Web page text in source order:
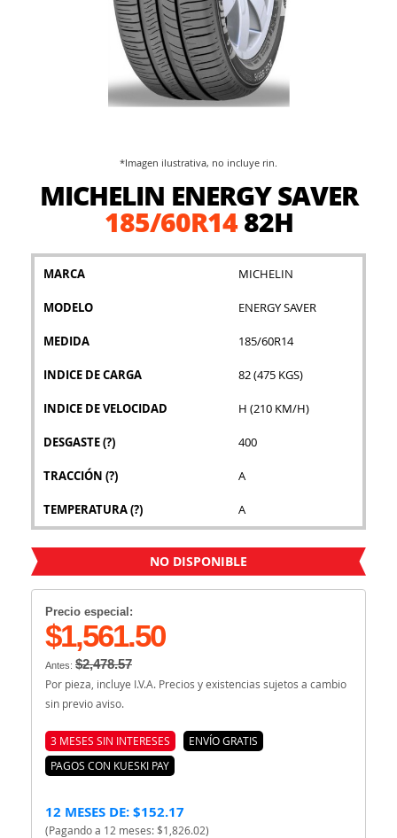
MICHELIN ENERGY SAVER
185/60R1482H
MARCA MICHELIN
MODELO ENERGY SAVER
MEDIDA 185/60R14
INDICE DE CARGA 82 (475 KGS)
INDICE DE VELOCIDAD H (210 KM/H)
DESGASTE(?) 400
TRACCIÓN (?) A
TEMPERATURA(?) A
NO DISPONIBLE
Precio especial:
$1,561.50
Antes: $2,478.57
Por pieza, incluye I.V.A. Precios y existencias sujetos a cambio
sin previo aviso.
3 MESES SIN INTERESES
ENVÍO GRATIS
PAGOS CON KUESKI PAY
12 MESES DE: $152.17
(Pagando a 12 meses: $1,826.02)
*Imagen ilustrativa, no incluye rin.
galería
imágenes